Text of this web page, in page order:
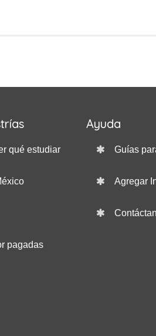
qué estudiar
pagadas
Ayuda
Guías
Agregar